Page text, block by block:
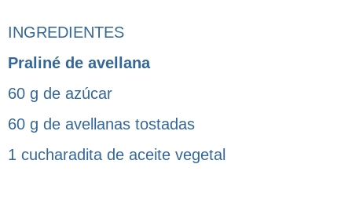
INGREDIENTES
Praliné de avellana
60 g de azúcar
60 g de avellanas tostadas
1 cucharadita de aceite vegetal